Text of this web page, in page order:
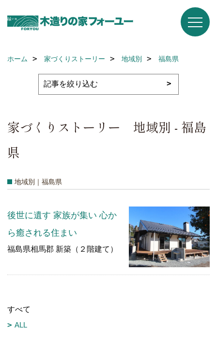
ホーム 家づくりストーリー 地域別 福島県
家づくりストーリー 地域別 - 福島
県
地域別｜福島県
後世に遺す 家族が集い 心か
ら癒される住まい
福島県相馬郡 新築（２階建て）
すべて
ALL